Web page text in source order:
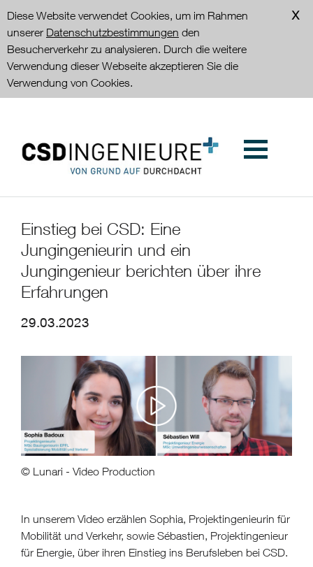
Diese Website verwendet Cookies, um im Rahmen
unserer Datenschutzbestimmungen den
Besucherverkehr zu analysieren. Durch die weitere
Verwendung dieser Webseite akzeptieren Sie die
Verwendung von Cookies.
Einstieg bei CSD: Eine
Jungingenieurin und ein
Jungingenieur berichten über ihre
Erfahrungen
29.03.2023
© Lunari - Video Production
In unserem Video erzählen Sophia, Projektingenieurin für
Mobilität und Verkehr, sowie Sébastien, Projektingenieur
für Energie, über ihren Einstieg ins Berufsleben bei CSD.